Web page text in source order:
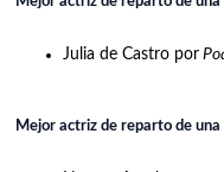
Julia de Castro por
Mejor actriz de reparto de una